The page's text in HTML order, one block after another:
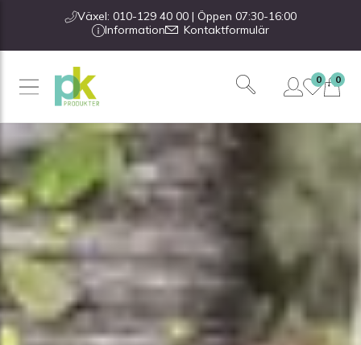
Växel: 010-129 40 00 | Öppen 07:30-16:00
Information
Kontaktformulär
0
0